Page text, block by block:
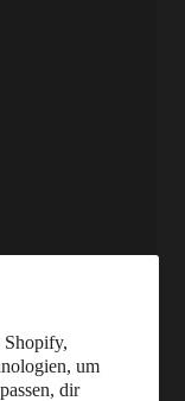
Shopify,
um
dir